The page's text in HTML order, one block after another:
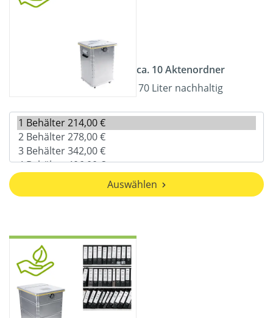
ca. 10 Aktenordner
70 Liter nachhaltig
Auswählen